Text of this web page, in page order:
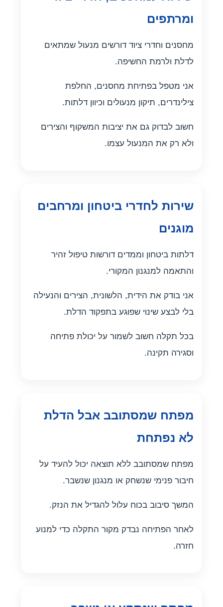
ומרתפים
מחסנים וחדרי ציוד דורשים מנעול שמתאים
לדלת ולרמת החשיפה.
אני מטפל בפתיחת מחסנים, החלפת
צילינדרים, תיקון מנעולים וכיוון דלתות.
חשוב לבדוק גם את יציבות המשקוף והצירים
ולא רק את המנעול עצמו.
שירות לחדרי ביטחון ומרחבים
מוגנים
דלתות ביטחון וממדים דורשות טיפול זהיר
והתאמה למנגנון המקורי.
אני בודק את הידית, הלשונית, הצירים והנעילה
בלי לבצע שינוי שפוגע בתפקוד הדלת.
בכל תקלה חשוב לשמור על יכולת פתיחה
וסגירה תקינה.
מפתח שמסתובב אבל הדלת
לא נפתחת
מפתח שמסתובב ללא תוצאה יכול להעיד על
חיבור פנימי שנשחק או מנגנון שנשבר.
המשך סיבוב בכוח עלול להגדיל את הנזק.
לאחר הפתיחה נבדק מקור התקלה כדי למנוע
חזרה.